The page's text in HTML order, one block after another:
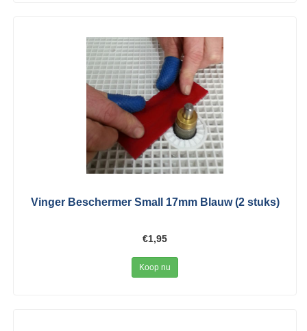
Vinger Beschermer Small 17mm Blauw (2 stuks)
€1,95
Koop nu